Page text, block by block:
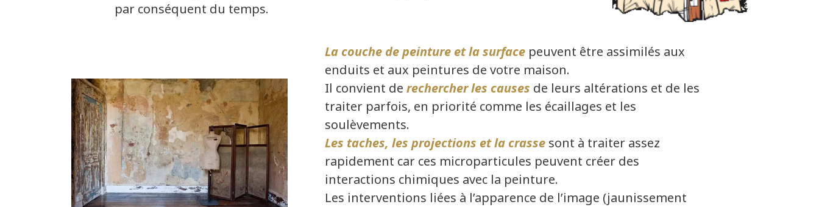
par conséquent du temps.
La couche de peinture et la surfacepeuvent être assimilés aux
enduits et aux peintures de votre maison.
Il convient de rechercher les causes de leurs altérations et de les
traiter parfois, en priorité comme les écaillages et les
soulèvements.
Les taches, les projections et la crassesont à traiter assez
rapidement car ces microparticules peuvent créer des
interactions chimiques avec la peinture.
Les interventions liées à l’apparence de l’image (jaunissement